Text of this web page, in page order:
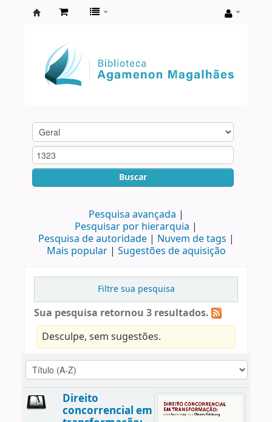
Agamenon
Magalhães
Buscar
Pesquisa avançada
Pesquisar por hierarquia
Pesquisa de autoridade
Nuvem de tags
Mais popular
Sugestões de aquisição
Filtre sua pesquisa
Sua pesquisa retornou 3 resultados.
Desculpe, sem sugestões.
Direito
concorrencial em